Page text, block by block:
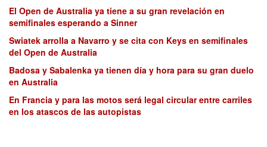
El Open de Australia ya tiene a su gran revelación en
semifinales esperando a Sinner
Swiatek arrolla a Navarro y se cita con Keys en semifinales
del Open de Australia
Badosa y Sabalenka ya tienen día y hora para su gran duelo
en Australia
En Francia y para las motos será legal circular entre carriles
en los atascos de las autopistas